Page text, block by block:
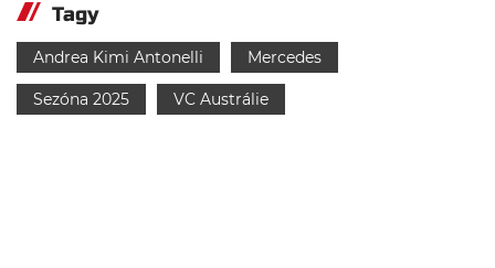
Tagy
Andrea Kimi Antonelli Mercedes
Sezóna 2025 VC Austrálie